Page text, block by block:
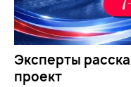
Эксперты
проект